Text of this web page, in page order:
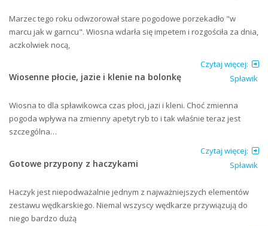
Marzec tego roku odwzorował stare pogodowe porzekadło "w
marcu jak w garncu". Wiosna wdarła się impetem i rozgościła za dnia,
aczkolwiek nocą,
Czytaj więcej:
Spławik
Wiosenne płocie, jazie i klenie na bolonkę
Wiosna to dla spławikowca czas płoci, jazi i kleni. Choć zmienna
pogoda wpływa na zmienny apetyt ryb to i tak właśnie teraz jest
szczególna…
Czytaj więcej:
Spławik
Gotowe przypony z haczykami
Haczyk jest niepodważalnie jednym z najważniejszych elementów
zestawu wędkarskiego. Niemal wszyscy wędkarze przywiązują do
niego bardzo dużą